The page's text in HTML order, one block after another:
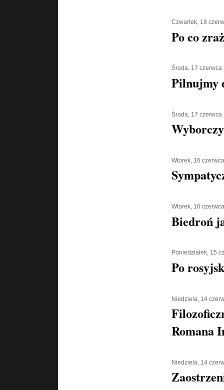
Czwartek, 18
Po co
Środa, 17 czerwca
Pilnujmy
Środa, 17 czerwca
Wtorek, 16
Wtorek, 16
Biedroń
Poniedziałek, 15
Po
Niedziela, 14
Romana
Niedziela, 14